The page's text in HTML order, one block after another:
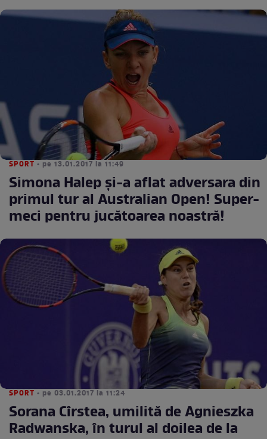
SPORT • pe 13.01.2017 la 11:49
Simona Halep şi-a aflat adversara din
primul tur al Australian Open! Super-
meci pentru jucătoarea noastră!
SPORT • pe 03.01.2017 la 11:24
Sorana Cîrstea, umilită de Agnieszka
Radwanska, în turul al doilea de la